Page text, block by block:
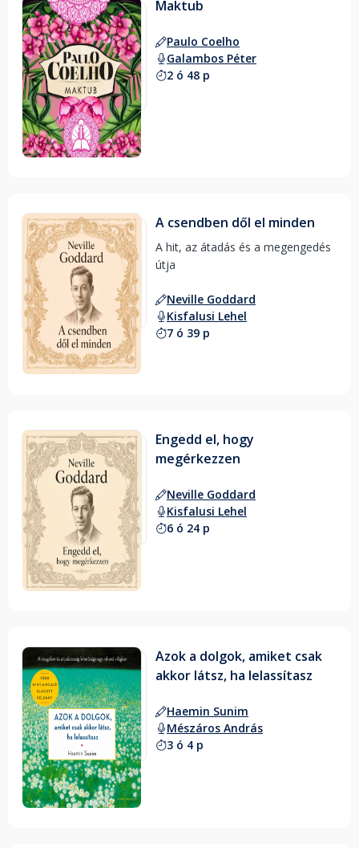
Maktub
Paulo Coelho
Galambos Péter
2 ó 48 p
A csendben dől el minden
A hit, az átadás és a megengedés
Neville Goddard
Kisfalusi Lehel
7 ó 39 p
Engedd el, hogy
megérkezzen
Neville Goddard
Kisfalusi Lehel
6 ó 24 p
Azok a dolgok, amiket csak
akkor látsz, ha lelassítasz
Haemin Sunim
Mészáros András
3 ó 4 p